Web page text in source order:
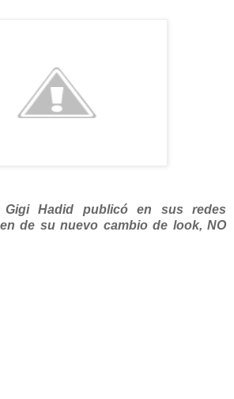
Hadid publicó en sus redes
de su nuevo cambio de look, NO